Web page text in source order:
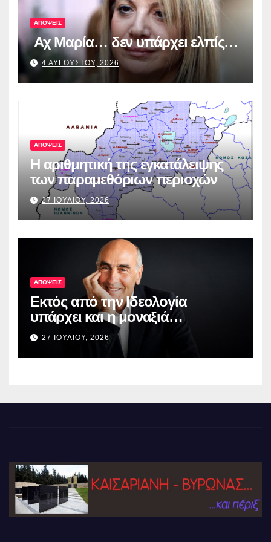
ΑΠΟΨΕΙΣ
Αχ Μαρία… δεν υπάρχει ελπίς…
4 ΑΥΓΟΥΣΤΟΥ, 2026
ΑΠΟΨΕΙΣ
Η αριθμητική της εγκατάλειψης
των παραμεθόριων περιοχών
27 ΙΟΥΛΙΟΥ, 2026
ΑΠΟΨΕΙΣ
Εκτός από την Ιδεολογία
υπάρχει και η μοναξιά…
27 ΙΟΥΛΙΟΥ, 2026